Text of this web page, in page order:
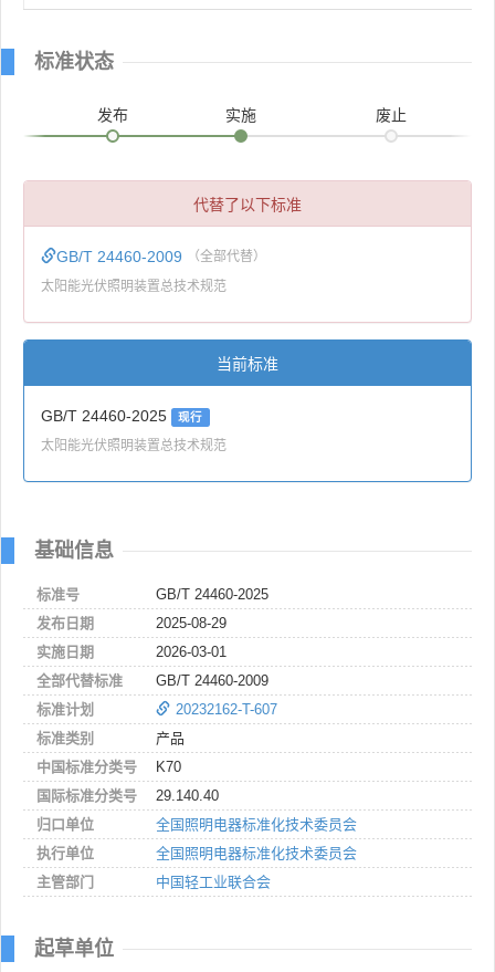
标准状态
发布 实施 废止
代替了以下标准
GB/T 24460-2009 （全部代替）
太阳能光伏照明装置总技术规范
当前标准
GB/T 24460-2025 现行
太阳能光伏照明装置总技术规范
基础信息
标准号
GB/T 24460-2025
发布日期
2025-08-29
实施日期
2026-03-01
全部代替标准
GB/T 24460-2009
标准计划
20232162-T-607
标准类别
产品
中国标准分类号
K70
国际标准分类号
29.140.40
归口单位
全国照明电器标准化技术委员会
执行单位
全国照明电器标准化技术委员会
主管部门
中国轻工业联合会
起草单位